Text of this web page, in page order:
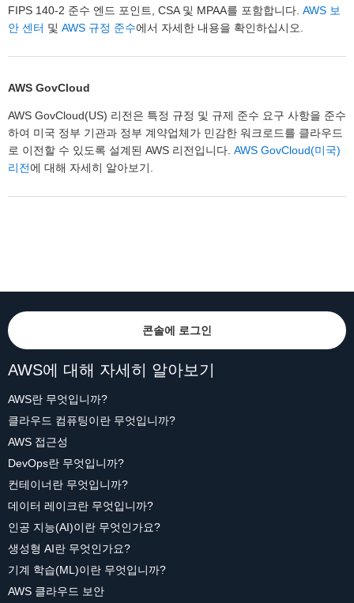
FIPS 140-2 준수 엔드 포인트, CSA 및 MPAA를 포함합니다. AWS 보
안 센터 및 AWS 규정 준수에서 자세한 내용을 확인하십시오.
AWS GovCloud
AWS GovCloud(US) 리전은 특정 규정 및 규제 준수 요구 사항을 준수
하여 미국 정부 기관과 정부 계약업체가 민감한 워크로드를 클라우드
로 이전할 수 있도록 설계된 AWS 리전입니다. AWS GovCloud(미국)
리전에 대해 자세히 알아보기.
콘솔에 로그인
AWS에 대해 자세히 알아보기
AWS란 무엇입니까?
클라우드 컴퓨팅이란 무엇입니까?
AWS 접근성
DevOps란 무엇입니까?
컨테이너란 무엇입니까?
데이터 레이크란 무엇입니까?
인공 지능(AI)이란 무엇인가요?
생성형 AI란 무엇인가요?
기계 학습(ML)이란 무엇입니까?
AWS 클라우드 보안